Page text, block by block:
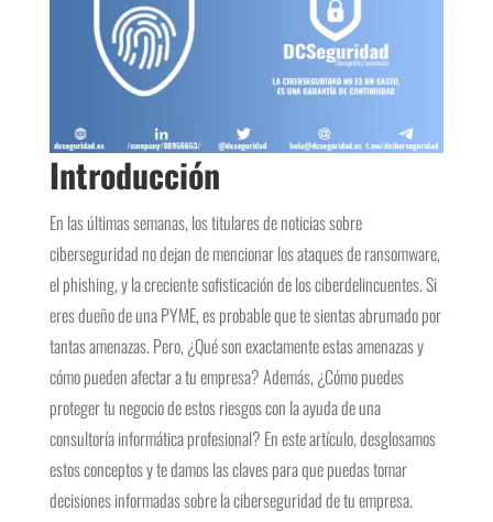
Introducción
En las últimas semanas, los titulares de noticias sobre
ciberseguridad no dejan de mencionar los ataques de ransomware,
el phishing, y la creciente sofisticación de los ciberdelincuentes. Si
eres dueño de una PYME, es probable que te sientas abrumado por
tantas amenazas. Pero, ¿Qué son exactamente estas amenazas y
cómo pueden afectar a tu empresa? Además, ¿Cómo puedes
proteger tu negocio de estos riesgos con la ayuda de una
consultoría informática profesional? En este artículo, desglosamos
estos conceptos y te damos las claves para que puedas tomar
decisiones informadas sobre la ciberseguridad de tu empresa.